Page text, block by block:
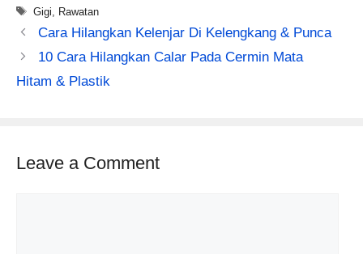
Tags
Gigi Rawatan
Cara Hilangkan Kelenjar Di Kelengkang & Punca
10 Cara Hilangkan Calar Pada Cermin Mata
Hitam & Plastik
Leave a Comment